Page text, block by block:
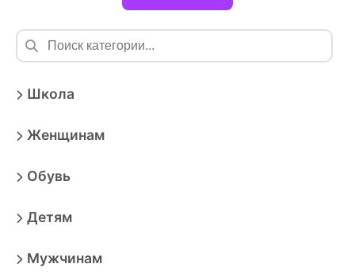
Школа
Женщинам
Обувь
Детям
Мужчинам